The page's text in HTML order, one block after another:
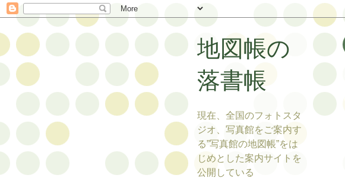
地図帳の
落書帳
現在、全国のフォトスタ
ジオ、写真館をご案内す
る”写真館の地図帳”をは
じめとした案内サイトを
公開している